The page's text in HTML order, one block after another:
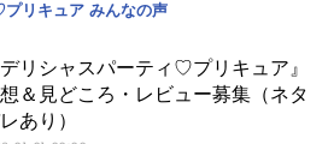
リキュア みんなの声
デリシャスパーティ♡プリキュア』
＆見どころ・レビュー募集（ネタ
あり）